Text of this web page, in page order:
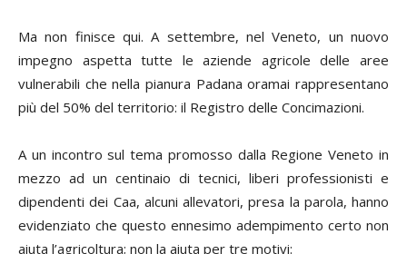
Ma non finisce qui. A settembre, nel Veneto, un nuovo
impegno aspetta tutte le aziende agricole delle aree
vulnerabili che nella pianura Padana oramai rappresentano
più del 50% del territorio: il Registro delle Concimazioni.
A un incontro sul tema promosso dalla Regione Veneto in
mezzo ad un centinaio di tecnici, liberi professionisti e
dipendenti dei Caa, alcuni allevatori, presa la parola, hanno
evidenziato che questo ennesimo adempimento certo non
aiuta l’agricoltura; non la aiuta per tre motivi: